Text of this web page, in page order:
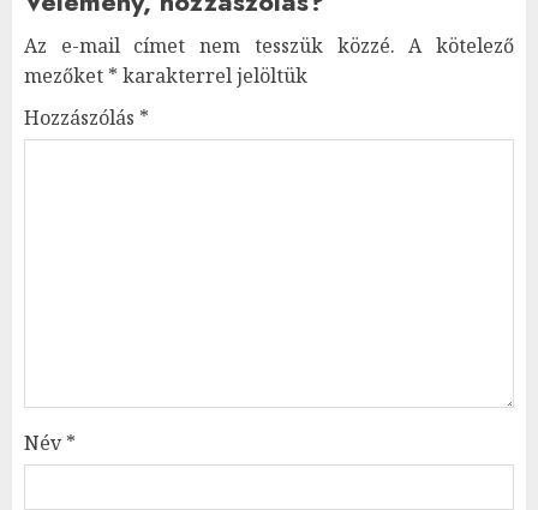
Az e-mail címet nem tesszük közzé. A kötelező
mezőket * karakterrel jelöltük
Hozzászólás *
Név*